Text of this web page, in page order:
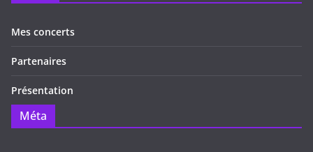
Mes concerts
Partenaires
Présentation
Méta